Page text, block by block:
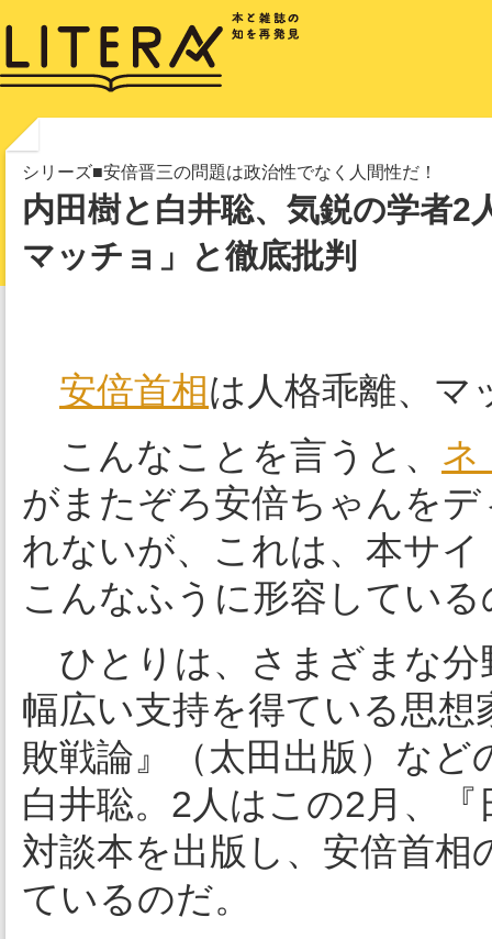
シリーズ■安倍晋三の問題は政治性でなく人間性だ！
内田樹と白井聡、気鋭の学者2
マッチョ」と徹底批判
安倍首相は人格乖離、マ
こんなことを言うと、 ネ
がまたぞろ安倍ちゃんを
れないが、これは、本サ
こんなふうに形容してい
ひとりは、さまざまな分
幅広い支持を得ている思想
敗戦論』（太田出版）な
白井聡。2人はこの2月、『
対談本を出版し、安倍首
ているのだ。